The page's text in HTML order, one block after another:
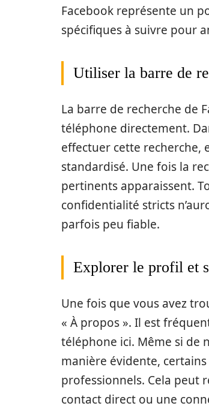
Facebook représente un
spécifiques à suivre pour
Utiliser la barre de
La barre de recherche de
téléphone directement.
effectuer cette recherche,
standardisé. Une fois la
pertinents apparaissent.
confidentialité stricts
parfois peu fiable.
Explorer le profil et
Une fois que vous avez
« À propos ». Il est
téléphone ici. Même si de
manière évidente,
professionnels. Cela peut
contact direct ou une